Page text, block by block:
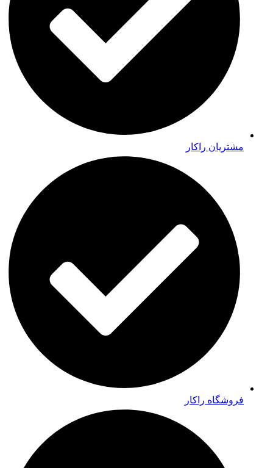
مشتریان راکار
فروشگاه راکار